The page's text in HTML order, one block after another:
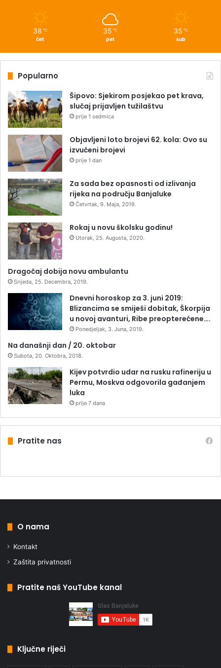
38 ℃
čet
35 ℃
pet
35 ℃
sub
Popularno
Šipovo: Sjekirom posjekao pet krava,
slučaj prijavljen tužilaštvu
prije 1 sedmica
Objavljeni loto brojevi 62. kola: Ovo su
izvučeni brojevi
prije 1 dan
Za sada bez opasnosti od izlivanja
rijeka na području Banjaluke
Četvrtak, 9. Maja, 2019.
Rokaj u novu školsku godinu!
Utorak, 25. Augusta, 2020.
Dragočaj dobija novu ambulantu
Srijeda, 25. Decembra, 2019.
Dnevni horoskop za 3. juni 2019:
Blizancima se smiješi dobitak, Škorpija
u novoj avanturi, Ribe preopterećene….
Ponedjeljak, 3. Juna, 2019.
Na današnji dan / 20. oktobar
Subota, 20. Oktobra, 2018.
Kijev potvrdio udar na rusku rafineriju u
Permu, Moskva odgovorila gađanjem
luka
prije 7 dana
Pratite nas
O nama
Kontakt
Zaštita privatnosti
Pratite naš YouTube kanal
Ključne riječi